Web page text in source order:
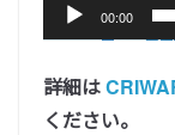
00:00
詳細は
ください。